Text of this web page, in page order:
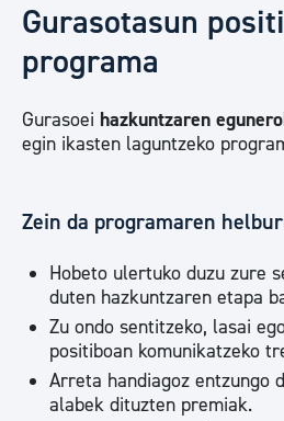
Gurasotasun
programa
Gurasoei hazkuntzaren
egin ikasten laguntzeko
Zein da programaren
Hobeto ulertuko duzu zure
duten hazkuntzaren etapa
Zu ondo sentitzeko, lasai
positiboan komunikatzeko
Arreta handiagoz entzungo
alabek dituzten premiak.